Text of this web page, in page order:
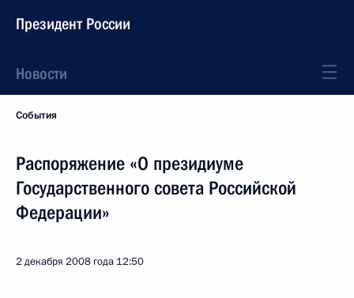
Президент России
Новости
События
Распоряжение «О президиуме
Государственного совета Российской
Федерации»
2 декабря 2008 года 12:50